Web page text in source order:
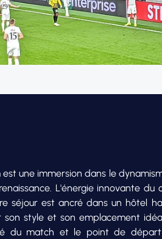
une immersion dans le
L'énergie innovante du
séjour est ancré dans un hôtel
son style et son emplacement
du match et le point de